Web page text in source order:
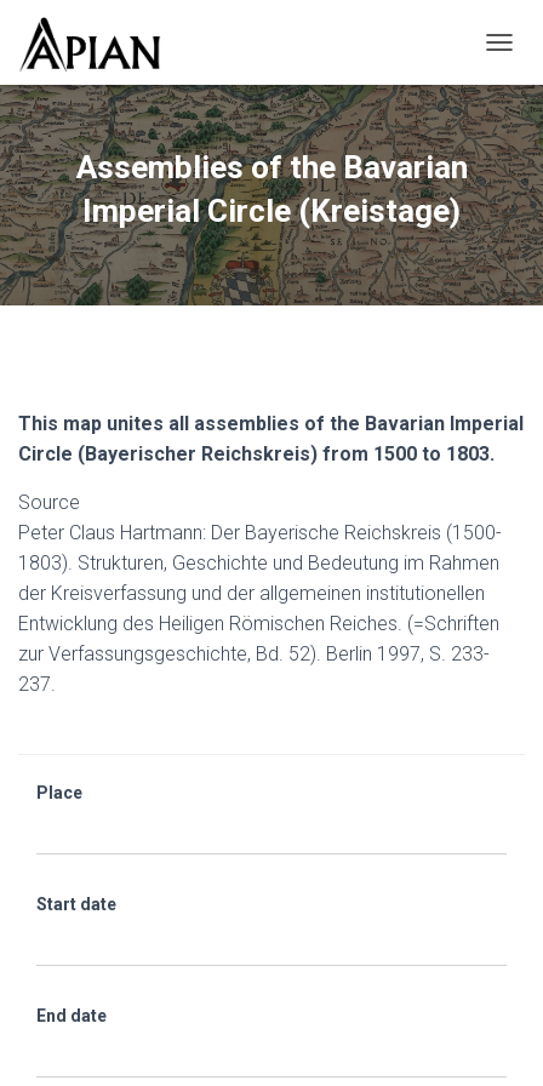
Assemblies of the Bavarian
Imperial Circle (Kreistage)
This map unites all assemblies of the Bavarian Imperial
Circle (Bayerischer Reichskreis) from 1500 to 1803.
Source
Peter Claus Hartmann: Der Bayerische Reichskreis (1500-
1803). Strukturen, Geschichte und Bedeutung im Rahmen
der Kreisverfassung und der allgemeinen institutionellen
Entwicklung des Heiligen Römischen Reiches. (=Schriften
zur Verfassungsgeschichte, Bd. 52). Berlin 1997, S. 233-
237.
Place
Start date
End date